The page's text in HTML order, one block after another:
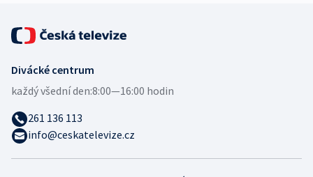
Divácké centrum
každý všední den:8:00—16:00 hodin
261 136 113
info@ceskatelevize.cz